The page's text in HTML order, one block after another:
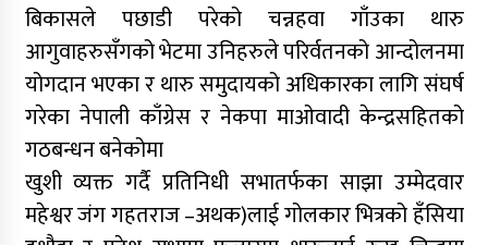
बिकासले पछाडी परेको चन्नहवा गाँउका थारु
आगुवाहरुसँगको भेटमा उनिहरुले परिर्वतनको आन्दोलनमा
योगदान भएका र थारु समुदायको अधिकारका लागि संघर्ष
गरेका नेपाली काँग्रेस र नेकपा माओवादी केन्द्रसहितको
गठबन्धन बनेकोमा
खुशी व्यक्त गर्दै प्रतिनिधी सभातर्फका साझा उम्मेदवार
महेश्वर जंग गहतराज –अथक)लाई गोलकार भित्रको हँसिया